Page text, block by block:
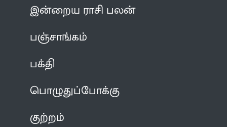
இன்றைய ராசி பலன்
பஞ்சாங்கம்
பக்தி
பொழுதுப்போக்கு
குற்றம்